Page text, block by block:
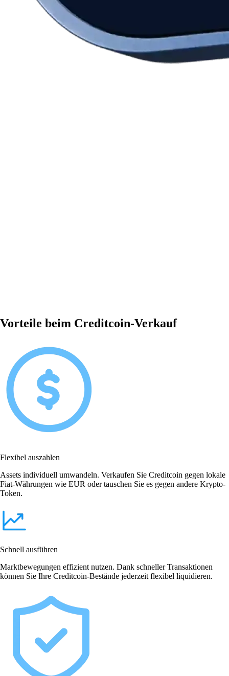
Vorteile beim Creditcoin-Verkauf
Flexibel auszahlen
Assets individuell umwandeln. Verkaufen Sie Creditcoin gegen lokale
Fiat-Währungen wie EUR oder tauschen Sie es gegen andere Krypto-
Token.
Schnell ausführen
Marktbewegungen effizient nutzen. Dank schneller Transaktionen
können Sie Ihre Creditcoin-Bestände jederzeit flexibel liquidieren.